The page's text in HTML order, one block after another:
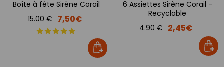
Boîte à fête Sirène Corail
15.00 € 7,50€
6 Assiettes Sirène Corail -
Recyclable
4.90 € 2,45€